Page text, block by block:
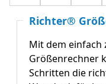
Richter®
Mit dem einfach
Größenrechner
Schritten die